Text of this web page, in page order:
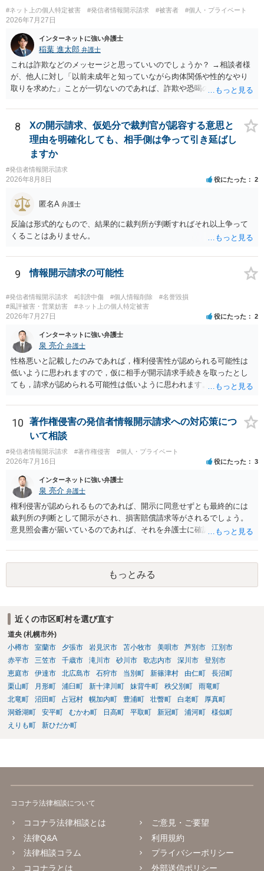
#ネット上の個人特定被害 #発信者情報開示請求 #被害者 #個人・プライベート
2026年7月27日
インターネットに強い弁護士
稲葉 進太郎 弁護士
これは詐欺などのメッセージと思っていいのでしょうか？ →相談者様
が、他人に対し「以前未成年と知っていながら肉体関係や性的なやり
取りを求めた」ことが一切ないのであれば、詐欺や恐喝の可能性が高
8
Xの開示請求、仮処分で裁判官が認容する意思と
理由を明確化しても、相手側は争って引き延ばし
ますか
#発信者情報開示請求
2026年8月8日 役にたった 2
匿名A 弁護士
反論は形式的なもので、結果的に裁判所が判断すればそれ以上争って
くることはありません。
9 情報開示請求の可能性
#発信者情報開示請求 #誹謗中傷 #個人情報削除
#名誉毀損
#風評被害・営業妨害
#ネット上の個人特定被害
2026年7月27日 役にたった 2
インターネットに強い弁護士
泉 亮介 弁護士
性格悪いと記載したのみであれば，権利侵害性が認められる可能性は
低いように思われますので，仮に相手が開示請求手続きを取ったとし
ても，請求が認められる可能性は低いように思われます。
10
著作権侵害の発信者情報開示請求への対応策につ
いて相談
#発信者情報開示請求 #著作権侵害 #個人・プライベート
2026年7月16日 役にたった 3
インターネットに強い弁護士
泉 亮介 弁護士
権利侵害が認められるものであれば、開示に同意せずとも最終的には
裁判所の判断として開示がされ、損害賠償請求等がされるでしょう。
意見照会書が届いているのであれば、それを弁護士に確認してもらっ
いかと思われます。
もっとみる
近くの市区町村を選び直す
道央 (札幌市外)
小樽市
室蘭市 夕張市 岩見沢市 苫小牧市 美唄市 芦別市
江別市
赤平市
三笠市 千歳市 滝川市 砂川市 歌志内市 深川市
登別市
恵庭市
伊達市 北広島市 石狩市 当別町 新篠津村 由仁町
長沼町
栗山町
月形町 浦臼町 新十津川町 妹背牛町 秩父別町
雨竜町
北竜町
沼田町 占冠村 幌加内町 豊浦町 壮瞥町 白老町
厚真町
洞爺湖町
安平町 むかわ町 日高町 平取町 新冠町 浦河町
様似町
えりも町
新ひだか町
ココナラ法律相談について
ココナラ法律相談とは
法律Q&A
法律相談コラム
ココナラとは
ご意見・ご要望
利用規約
プライバシーポリシー
外部送信ポリシー